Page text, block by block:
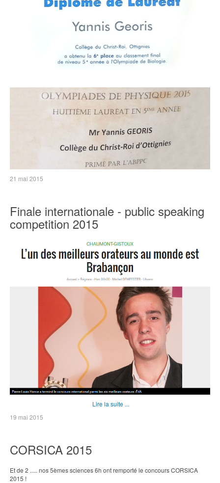
21 mai 2015
Finale internationale - public speaking
competition 2015
Lire la suite ...
19 mai 2015
CORSICA 2015
Et de 2 ..... nos 5èmes sciences 6h ont remporté le concours CORSICA
2015 !